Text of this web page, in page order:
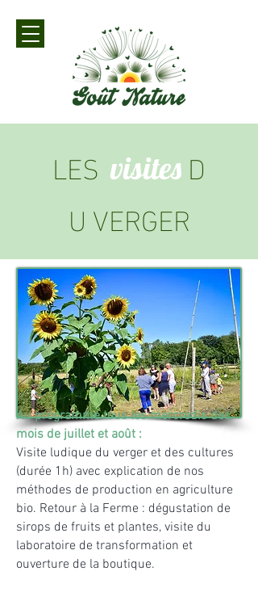
LES visites D
U VERGER
Au programme tous les mercredis des
mois de juillet et août :
Visite ludique du verger et des cultures
(durée 1h) avec explication de nos
méthodes de production en agriculture
bio. Retour à la Ferme : dégustation de
sirops de fruits et plantes, visite du
laboratoire de transformation et
ouverture de la boutique.